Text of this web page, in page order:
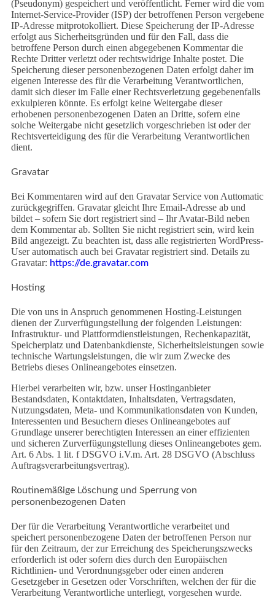
(Pseudonym) gespeichert und veröffentlicht. Ferner wird die vom
Internet-Service-Provider (ISP) der betroffenen Person vergebene
IP-Adresse mitprotokolliert. Diese Speicherung der IP-Adresse
erfolgt aus Sicherheitsgründen und für den Fall, dass die
betroffene Person durch einen abgegebenen Kommentar die
Rechte Dritter verletzt oder rechtswidrige Inhalte postet. Die
Speicherung dieser personenbezogenen Daten erfolgt daher im
eigenen Interesse des für die Verarbeitung Verantwortlichen,
damit sich dieser im Falle einer Rechtsverletzung gegebenenfalls
exkulpieren könnte. Es erfolgt keine Weitergabe dieser
erhobenen personenbezogenen Daten an Dritte, sofern eine
solche Weitergabe nicht gesetzlich vorgeschrieben ist oder der
Rechtsverteidigung des für die Verarbeitung Verantwortlichen
dient.
Gravatar
Bei Kommentaren wird auf den Gravatar Service von Auttomatic
zurückgegriffen. Gravatar gleicht Ihre Email-Adresse ab und
bildet – sofern Sie dort registriert sind – Ihr Avatar-Bild neben
dem Kommentar ab. Sollten Sie nicht registriert sein, wird kein
Bild angezeigt. Zu beachten ist, dass alle registrierten WordPress-
User automatisch auch bei Gravatar registriert sind. Details zu
Gravatar: https://de.gravatar.com
Hosting
Die von uns in Anspruch genommenen Hosting-Leistungen
dienen der Zurverfügungstellung der folgenden Leistungen:
Infrastruktur- und Plattformdienstleistungen, Rechenkapazität,
Speicherplatz und Datenbankdienste, Sicherheitsleistungen sowie
technische Wartungsleistungen, die wir zum Zwecke des
Betriebs dieses Onlineangebotes einsetzen.
Hierbei verarbeiten wir, bzw. unser Hostinganbieter
Bestandsdaten, Kontaktdaten, Inhaltsdaten, Vertragsdaten,
Nutzungsdaten, Meta- und Kommunikationsdaten von Kunden,
Interessenten und Besuchern dieses Onlineangebotes auf
Grundlage unserer berechtigten Interessen an einer effizienten
und sicheren Zurverfügungstellung dieses Onlineangebotes gem.
Art. 6 Abs. 1 lit. f DSGVO i.V.m. Art. 28 DSGVO (Abschluss
Auftragsverarbeitungsvertrag).
Routinemäßige Löschung und Sperrung von
personenbezogenen Daten
Der für die Verarbeitung Verantwortliche verarbeitet und
speichert personenbezogene Daten der betroffenen Person nur
für den Zeitraum, der zur Erreichung des Speicherungszwecks
erforderlich ist oder sofern dies durch den Europäischen
Richtlinien- und Verordnungsgeber oder einen anderen
Gesetzgeber in Gesetzen oder Vorschriften, welchen der für die
Verarbeitung Verantwortliche unterliegt, vorgesehen wurde.